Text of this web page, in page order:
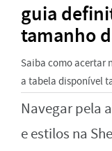
guia
tamanho
Saiba como acertar
a tabela disponível
Navegar pela
e estilos na